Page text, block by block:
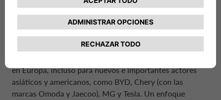
pesados, ocio y náutica.
Esta visión abierta y orientada al futuro ha llevado al
en Europa, incluso para nuevos e importantes actores
asiáticos y americanos, como BYD, Chery (con las
marcas Omoda y Jaecoo), MG y Tesla. Un enfoque